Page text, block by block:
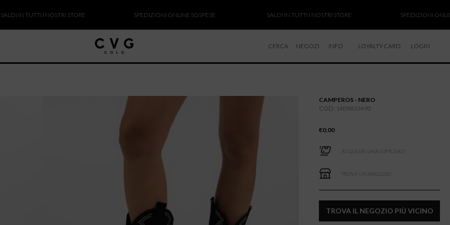
IN TUTTI I NOSTRI STORE SPEDIZIONI ONLINE SOSPESE SALDI IN TUTTI I NOSTRI STORE SPEDIZIONI ONLINE
CERCA NEGOZI INFO
RESI E RIMBORSI
LOYALTY CARD LOGIN
CAMPEROS - NERO
COD: 1408813490
€0,00
ACQUISTA UNA GIFTCARD
TROVA UN NEGOZIO
TROVA IL NEGOZIO PIÙ VICINO